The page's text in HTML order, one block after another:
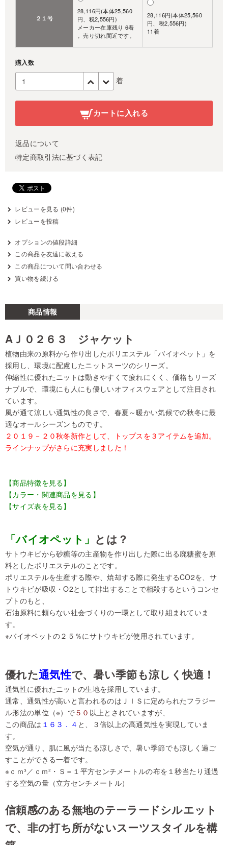
２１号
28,116円(本体25,560
円、税2,556円)
メーカー在庫残り 6着
。売り切れ間近です。
28,116円(本体25,560
円、税2,556円)
11着
購入数
着
カートに入れる
返品について
特定商取引法に基づく表記
レビューを見る (0件)
レビューを投稿
オプションの値段詳細
この商品を友達に教える
この商品について問い合わせる
買い物を続ける
商品情報
AＪ０２６３ ジャケット
植物由来の原料から作り出したポリエステル「バイオペット」を
採用し、環境に配慮したニットスーツのシリーズ。
伸縮性に優れたニットは動きやすくて疲れにくく、価格もリーズ
ナブルで、環境にも人にも優しいオフィスウェアとして注目され
ています。
風が通て涼しい通気性の良さで、春夏～暖かい気候での秋冬に最
適なオールシーズンものです。
２０１９－２０秋冬新作として、トップスを３アイテムを追加。
ラインナップがさらに充実しました！
【商品特徴を見る】
【カラー・関連商品を見る】
【サイズ表を見る】
「バイオペット」 とは？
サトウキビから砂糖等の主産物を作り出した際に出る廃糖蜜を原
料としたポリエステルのことです。
ポリエステルを生産する際や、焼却する際に発生するCO2を、サ
トウキビが吸収・O2として排出することで相殺するというコンセ
プトのもと、
石油原料に頼らない社会づくりの一環として取り組まれていま
す。
※バイオペットの２５％にサトウキビが使用されています。
優れた通気性で、暑い季節も涼しく快適！
通気性に優れたニットの生地を採用しています。
通常、通気性が高いと言われるのはＪＩＳに定められたフラジー
ル形法の単位（※）で５０ 以上とされていますが、
この商品は １６３．４ と、３倍以上の高通気性を実現していま
す。
空気が通り、肌に風が当たる涼しさで、暑い季節でも涼しく過ご
すことができる一着です。
※ｃｍ³／ｃｍ²・Ｓ＝１平方センチメートルの布を１秒当たり通過
する空気の量（立方センチメートル）
信頼感のある無地のテーラードシルエット
で、非の打ち所がないスーツスタイルを構